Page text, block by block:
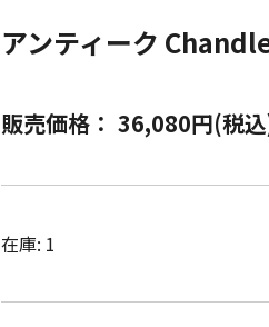
アンティーク
販売価格： 36,080円(税
在庫: 1